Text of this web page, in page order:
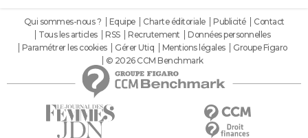
Qui sommes-nous ? Equipe Charte éditoriale Publicité
Contact
Tous les articles
RSS Recrutement
Données personnelles
Paramétrer les cookies
Gérer Utiq Mentions légales
Groupe Figaro
© 2026 CCM Benchmark